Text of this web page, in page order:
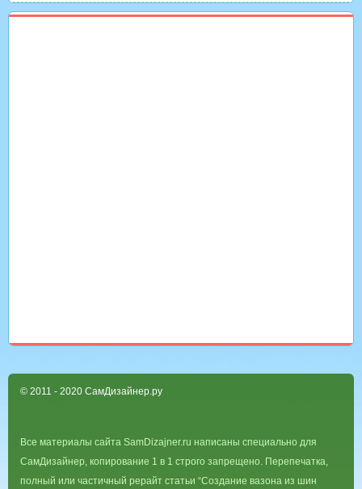
© 2011 - 2020 СамДизайнер.ру
Все материалы сайта SamDizajner.ru написаны специально для
СамДизайнер, копирование 1 в 1 строго запрещено. Перепечатка,
полный или частичный рерайт статьи “Создание вазона из шин